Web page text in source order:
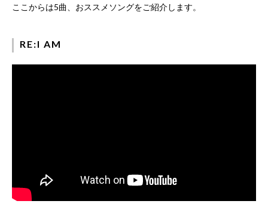
ここからは5曲、おススメソングをご紹介します。
RE:I AM